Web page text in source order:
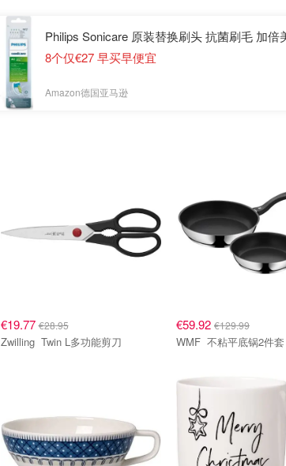
Philips Sonicare 原装替换刷头 抗菌刷毛 加倍
8个仅€27 早买早便宜
Amazon德国亚马逊
€19.77€28.95
Zwilling Twin L多功能剪刀
€59.92 €129.99
WMF 不粘平底锅2件套